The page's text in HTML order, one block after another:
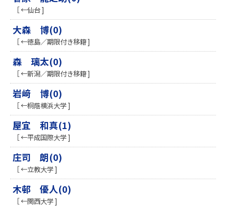
［ ←仙台 ]
大森 博(0)
［ ←徳島／期限付き移籍 ]
森 璃太(0)
［ ←新潟／期限付き移籍 ]
岩﨑 博(0)
［ ←桐蔭横浜大学 ]
屋宜 和真(1)
［ ←平成国際大学 ]
庄司 朗(0)
［ ←立教大学 ]
木邨 優人(0)
［ ←関西大学 ]